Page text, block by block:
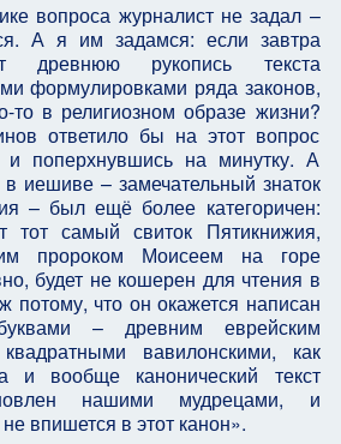
вопроса журналист не задал –
А я им задамся: если завтра
древнюю рукопись текста
формулировками ряда законов,
то в религиозном образе жизни?
ответило бы на этот вопрос
и поперхнувшись на минутку. А
иешиве – замечательный знаток
– был ещё более категоричен:
тот самый свиток Пятикнижия,
пророком Моисеем на горе
будет не кошерен для чтения в
потому, что он окажется написан
– древним еврейским
вавилонскими, как
вообще канонический текст
нашими мудрецами, и
впишется в этот канон».